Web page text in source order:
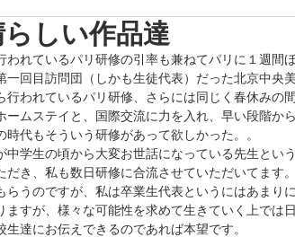
しい作品達
れているパリ研修の引率も兼ねてパリに１週間
一回目訪問団（しかも生徒代表）だった北京中央
行われているパリ研修、さらには同じく春休みの
ームステイと、国際交流に力を入れ、早い段階か
代もそういう研修があって欲しかった。。
中学生の頃から大変お世話になっている先生とい
だき、私も数日研修に合流させていただいてます
らうのですが、私は卒業生代表というにはあまり
ますが、様々な可能性を求めて生きていく上では
達にお伝えできるのであれば本望です。